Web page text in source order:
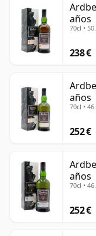
años
70cl •
238 €
años
70cl •
252 €
años
70cl •
252 €